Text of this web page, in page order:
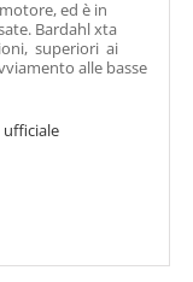
ed è in
Bardahl xta
superiori ai
alle basse
ufficiale